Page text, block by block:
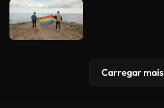
Carregar mais